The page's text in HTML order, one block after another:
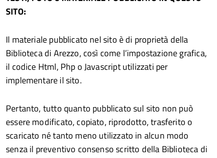
SITO:
Il materiale pubblicato nel sito è di proprietà della
Biblioteca di Arezzo, così come l’impostazione grafica,
il codice Html, Php o Javascript utilizzati per
implementare il sito.
Pertanto, tutto quanto pubblicato sul sito non può
essere modificato, copiato, riprodotto, trasferito o
scaricato né tanto meno utilizzato in alcun modo
senza il preventivo consenso scritto della Biblioteca di